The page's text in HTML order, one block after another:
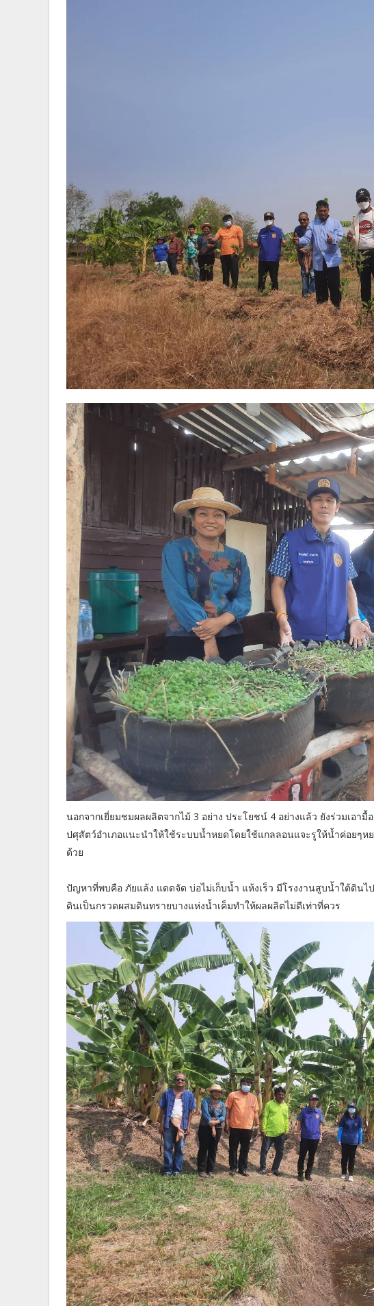
นอกจากเยี่ยมชมผลผลิตจากไม้ 3 อย่าง ประโยชน์ 4 อย่างแล้ว ยังร่วมเอ
ปศุสัตว์อำเภอแนะนำให้ใช้ระบบน้ำหยดโดยใช้แกลลอนแจะรูให้น้ำค่อยๆ
ด้วย
ปัญหาที่พบคือ ภัยแล้ง แดดจัด บ่อไม่เก็บน้ำ แห้งเร็ว มีโรงงานสูบน้ำใต้ดินไ
ดินเป็นกรวดผสมดินทรายบางแห่งน้ำเค็มทำให้ผลผลิตไม่ดีเท่าที่ควร